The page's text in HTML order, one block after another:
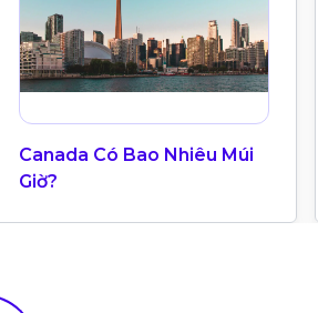
Canada Có Bao Nhiêu Múi
Giờ?